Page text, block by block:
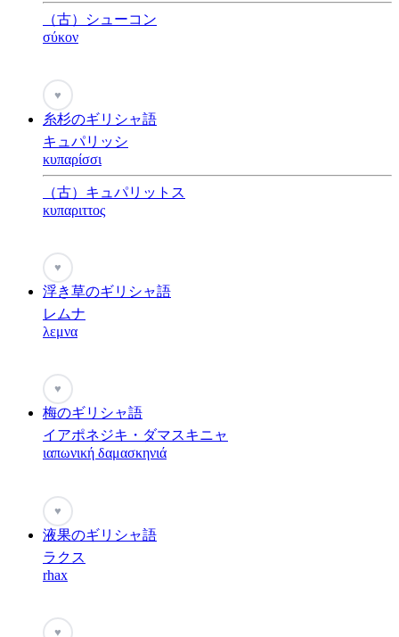
（古）シューコン
σύκον
♥
糸杉のギリシャ語
キュパリッシ
κυπαρίσσι
（古）キュパリットス
κυπαριττος
♥
浮き草のギリシャ語
レムナ
λεμνα
♥
梅のギリシャ語
イアポネジキ・ダマスキニャ
ιαπωνική δαμασκηνιά
♥
液果のギリシャ語
ラクス
rhax
♥